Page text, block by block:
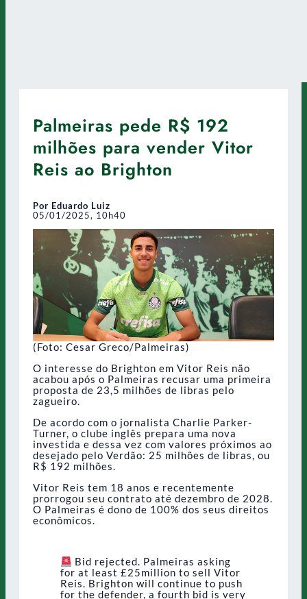
Palmeiras pede R$ 192
milhões para vender Vitor
Reis ao Brighton
Por Eduardo Luiz
05/01/2025, 10h40
(Foto: Cesar Greco/Palmeiras)
O interesse do Brighton em Vitor Reis não
acabou após o Palmeiras recusar uma primeira
proposta de 23,5 milhões de libras pelo
zagueiro.
De acordo com o jornalista Charlie Parker-
Turner, o clube inglês prepara uma nova
investida e dessa vez com valores próximos ao
desejado pelo Verdão: 25 milhões de libras, ou
R$ 192 milhões.
Vitor Reis tem 18 anos e recentemente
prorrogou seu contrato até dezembro de 2028.
O Palmeiras é dono de 100% dos seus direitos
econômicos.
Bid rejected. Palmeiras asking
for at least £25million to sell Vitor
Reis. Brighton will continue to push
for the defender, a fourth bid is very